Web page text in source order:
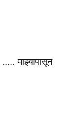
माझ्यापासून